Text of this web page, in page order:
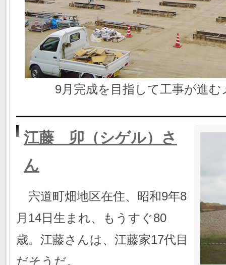
9月完成を目指して工事が進
江藤 卯（シゲル）さ
ん
宍道町畑地区在住、昭和9年8
月14日生まれ、もうすぐ80
歳。江藤さんは、江藤家17代目
だそうだ。